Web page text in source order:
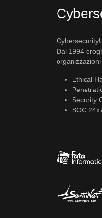
Dal 1994
organizzazioni
Ethical
Security
SOC